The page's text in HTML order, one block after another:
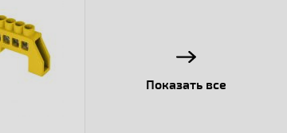
Показать все